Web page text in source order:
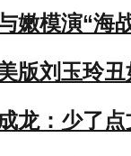
嫩模演“海
版刘玉玲丑
龙：少了点